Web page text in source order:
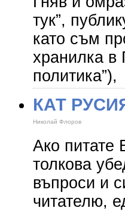
тук”,
като съм
хранилка в
политика”),
КАТ
Николай Флоров
Ако
толкова
въпроси и
читателю,